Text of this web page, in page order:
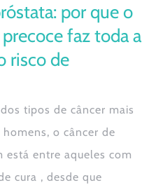
por que o
faz toda a
risco de
tipos de câncer mais
o câncer de
está entre aqueles com
cura , desde que